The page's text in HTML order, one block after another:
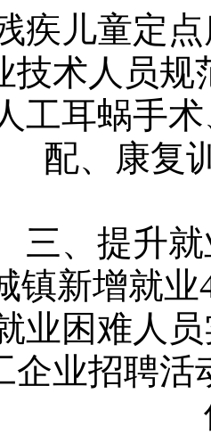
疾儿童定
技术人员规
工耳蜗手
配、康复
三、提升
镇新增就业
业困难人
企业招聘活